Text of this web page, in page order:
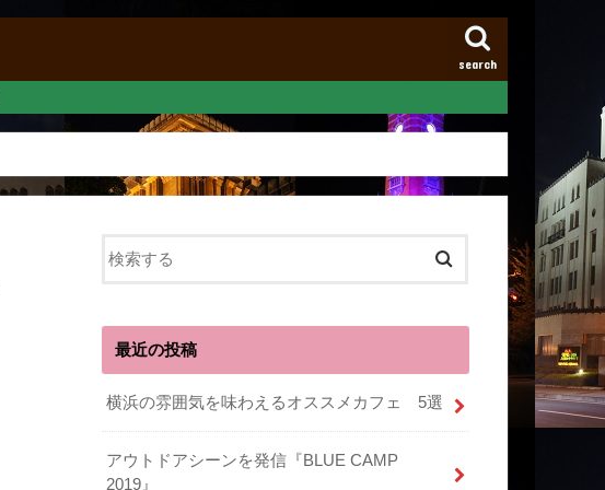
search
最近の投稿
横浜の雰囲気を味わえるオススメカフェ 5選
アウトドアシーンを発信『BLUE CAMP
2019』